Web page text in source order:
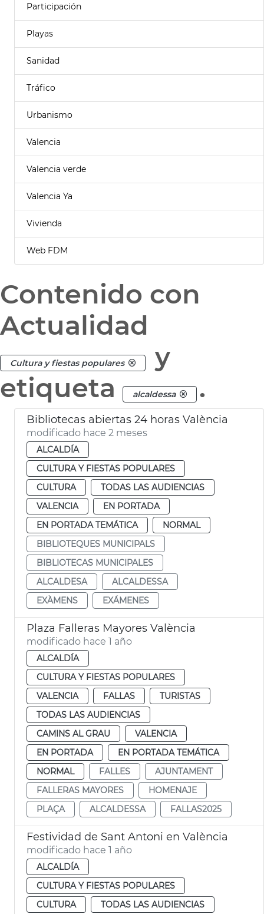
Participación
Playas
Sanidad
Tráfico
Urbanismo
Valencia
Valencia verde
Valencia Ya
Vivienda
Web FDM
Contenido con
Actualidad
Cultura y fiestas populares
y
etiqueta
alcaldessa .
Bibliotecas abiertas 24 horas València
modificado hace 2 meses
ALCALDÍA
CULTURA Y FIESTAS POPULARES
CULTURA
TODAS LAS AUDIENCIAS
VALENCIA
EN PORTADA
EN PORTADA TEMÁTICA
NORMAL
BIBLIOTEQUES MUNICIPALS
BIBLIOTECAS MUNICIPALES
ALCALDESA
ALCALDESSA
EXÀMENS
EXÁMENES
Plaza Falleras Mayores València
modificado hace 1 año
ALCALDÍA
CULTURA Y FIESTAS POPULARES
VALENCIA
FALLAS
TURISTAS
TODAS LAS AUDIENCIAS
CAMINS AL GRAU
VALENCIA
EN PORTADA
EN PORTADA TEMÁTICA
NORMAL
FALLES
AJUNTAMENT
FALLERAS MAYORES
HOMENAJE
PLAÇA
ALCALDESSA FALLAS2025
Festividad de Sant Antoni en València
modificado hace 1 año
ALCALDÍA
CULTURA Y FIESTAS POPULARES
CULTURA
TODAS LAS AUDIENCIAS